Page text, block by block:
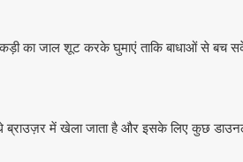
का जाल शूट करके घुमाएं ताकि बाधाओं से बच
ब्राउज़र में खेला जाता है और इसके लिए कुछ